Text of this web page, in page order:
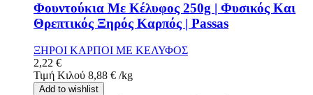
Φουντούκια Με Κέλυφος 250g | Φυσικός Και
Θρεπτικός Ξηρός Καρπός | Passas
ΞΗΡΟΙ ΚΑΡΠΟΙ ΜΕ ΚΕΛΥΦΟΣ
2,22 €
Τιμή Κιλού 8,88 € /kg
Add to wishlist